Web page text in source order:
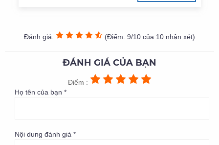
Đánh giá: (Điểm: 9/10 của 10 nhận xét)
ĐÁNH GIÁ CỦA BẠN
Điểm :
Họ tên của bạn *
Nội dung đánh giá *